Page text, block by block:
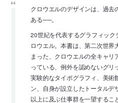
クロウエルのデザインは、過去
ある──。
20世紀を代表するグラフィック
ロウエル。本書は、第二次世
まった、クロウエルの全キャリ
っている、例外を認めないグ
実験的なタイポグラフィ、美術
ン、自身が設立したトータルデ
以上に及ぶ仕事群を一望するこ